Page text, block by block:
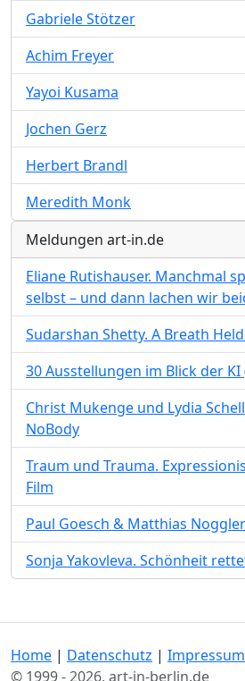
Gabriele Stötzer
Achim Freyer
Yayoi Kusama
Jochen Gerz
Herbert Brandl
Meredith Monk
Meldungen art-in.de
Eliane Rutishauser. Manchmal
selbst – und dann lachen wir
Sudarshan Shetty. A Breath
30 Ausstellungen im Blick der KI
Christ Mukenge und Lydia
NoBody
Traum und Trauma.
Film
Paul Goesch & Matthias Noggler
Sonja Yakovleva. Schönheit
Home | Datenschutz | Impressum
© 1999 - 2026, art-in-berlin.de